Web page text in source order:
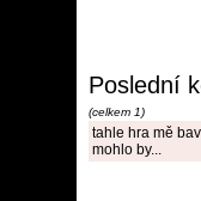
Poslední
(celkem 1)
tahle hra mě
mohlo by...